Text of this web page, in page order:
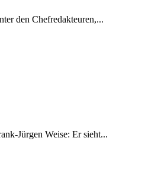
den Chefredakteuren,...
Jürgen Weise: Er sieht...